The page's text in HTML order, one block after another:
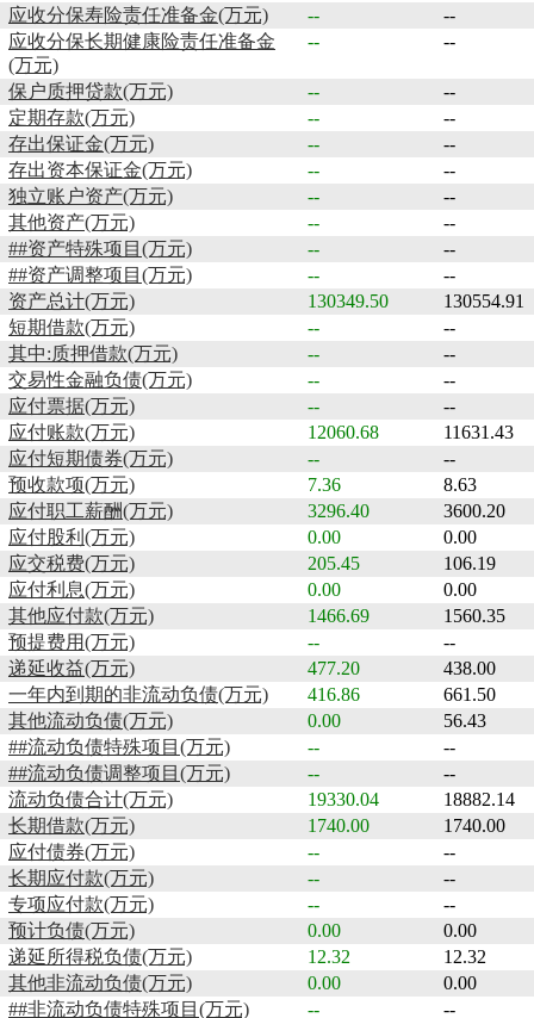
应收分保寿险责任准备金(万元)
--
--
应收分保长期健康险责任准备金
(万元)
-- --
保户质押贷款(万元) --
--
定期存款(万元)
--
--
存出保证金(万元)
--
--
存出资本保证金(万元)
--
--
独立账户资产(万元)
--
--
其他资产(万元)
--
--
##资产特殊项目(万元)
--
--
##资产调整项目(万元)
--
--
资产总计(万元)
130349.50
130554.91
短期借款(万元)
--
--
其中:质押借款(万元)
--
--
交易性金融负债(万元)
--
--
应付票据(万元)
--
--
应付账款(万元)
12060.68
11631.43
应付短期债券(万元)
--
--
预收款项(万元)
7.36
8.63
应付职工薪酬(万元)
3296.40
3600.20
应付股利(万元)
0.00
0.00
应交税费(万元)
205.45
106.19
应付利息(万元)
0.00
0.00
其他应付款(万元)
1466.69
1560.35
预提费用(万元)
--
--
递延收益(万元)
477.20
438.00
一年内到期的非流动负债(万元)
416.86
661.50
其他流动负债(万元)
0.00
56.43
##流动负债特殊项目(万元)
--
--
##流动负债调整项目(万元)
--
--
流动负债合计(万元)
19330.04
18882.14
长期借款(万元)
1740.00
1740.00
应付债券(万元)
--
--
长期应付款(万元)
--
--
专项应付款(万元)
--
--
预计负债(万元)
0.00
0.00
递延所得税负债(万元)
12.32
12.32
其他非流动负债(万元)
0.00
0.00
##非流动负债特殊项目(万元)
-- --